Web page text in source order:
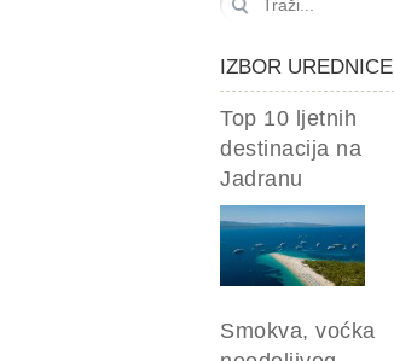
IZBOR UREDNICE
Top 10 ljetnih
destinacija na
Jadranu
Smokva, voćka